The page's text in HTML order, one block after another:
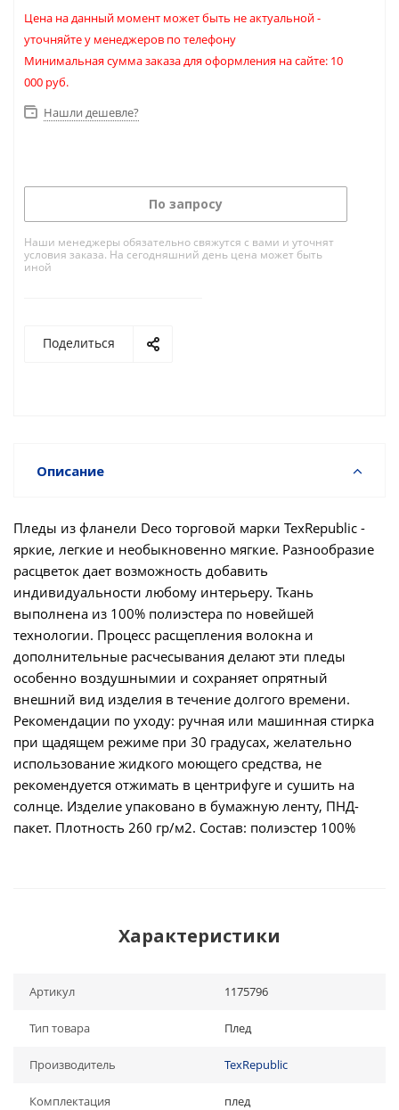
Цена на данный момент может быть не актуальной -
уточняйте у менеджеров по телефону
Минимальная сумма заказа для оформления на сайте: 10
000 руб.
Нашли дешевле?
По запросу
Наши менеджеры обязательно свяжутся с вами и уточнят
условия заказа. На сегодняшний день цена может быть
иной
Поделиться
Описание
Пледы из фланели Deco торговой марки TexRepublic -
яркие, легкие и необыкновенно мягкие. Разнообразие
расцветок дает возможность добавить
индивидуальности любому интерьеру. Ткань
выполнена из 100% полиэстера по новейшей
технологии. Процесс расщепления волокна и
дополнительные расчесывания делают эти пледы
особенно воздушнымии и сохраняет опрятный
внешний вид изделия в течение долгого времени.
Рекомендации по уходу: ручная или машинная стирка
при щадящем режиме при 30 градусах, желательно
использование жидкого моющего средства, не
рекомендуется отжимать в центрифуге и сушить на
солнце. Изделие упаковано в бумажную ленту, ПНД-
пакет. Плотность 260 гр/м2. Состав: полиэстер 100%
Характеристики
Артикул 1175796
Тип товара Плед
Производитель TexRepublic
Комплектация плед